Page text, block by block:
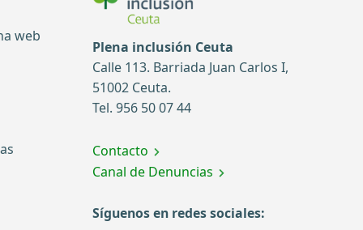
web
Plena inclusión Ceuta
Calle 113. Barriada Juan Carlos I,
51002 Ceuta.
Tel. 956 50 07 44
Contacto
Canal de Denuncias
Síguenos en redes sociales: